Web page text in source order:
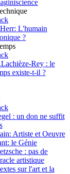
L'humain
?
Rey : le
existe-t-il ?
: un don ne suffit
Artiste et Oeuvre
le Génie
: pas de
artistique
sur l'art et la